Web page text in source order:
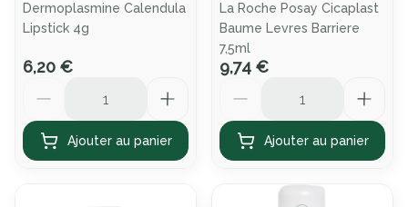
Dermoplasmine Calendula
Lipstick 4g
6,20 €
Ajouter au panier
La Roche Posay Cicaplast
Baume Levres Barriere
7,5ml
9,74 €
Ajouter au panier